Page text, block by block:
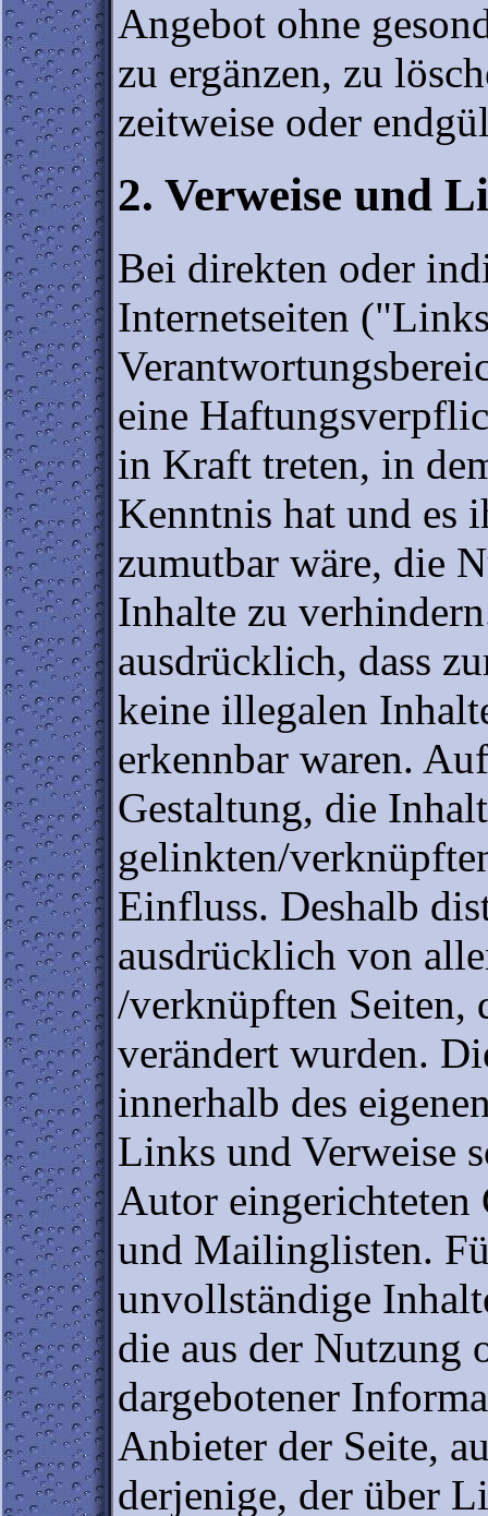
Angebot ohne
zu ergänzen, zu
zeitweise oder
2. Verweise und
Bei direkten oder
Internetseiten
eine
in Kraft treten, in
Kenntnis hat und es
zumutbar wäre, die
Inhalte zu
ausdrücklich, dass
keine illegalen
erkennbar waren.
Gestaltung, die
gelinkten/
Einfluss. Deshalb
ausdrücklich von
/verknüpften Seiten,
verändert wurden.
innerhalb des
Links und Verweise
Autor eingerichteten
und Mailinglisten.
unvollständige
die aus der Nutzung
dargebotener
Anbieter der Seite,
derjenige, der über